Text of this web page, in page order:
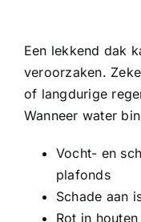
Een lekkend dak
veroorzaken.
of langdurige
Wanneer water
Vocht- en
plafonds
Schade aan
Rot in